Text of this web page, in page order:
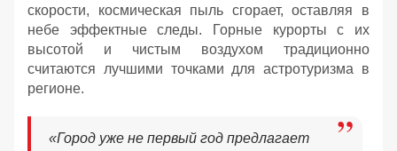
скорости, космическая пыль сгорает, оставляя в
небе эффектные следы. Горные курорты с их
высотой и чистым воздухом традиционно
считаются лучшими точками для астротуризма в
регионе.
«Город уже не первый год предлагает